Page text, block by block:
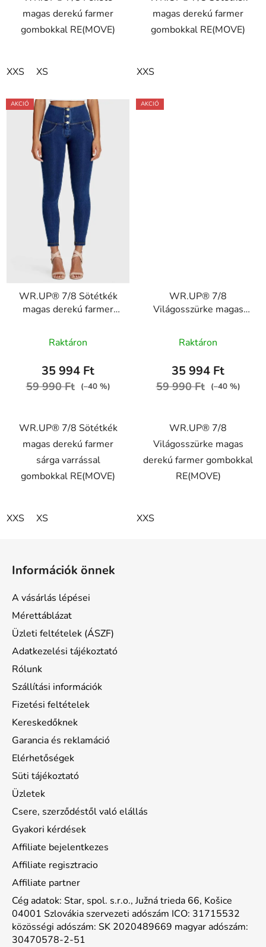
magas derekú farmer
gombokkal RE(MOVE)
XXS XS
csillag.
magas derekú farmer
gombokkal RE(MOVE)
XXS
AKCIÓ
WR.UP® 7/8 Sötétkék
magas derekú farmer
gombokkal RE(MOVE)
WRUP4BHC002ORG,
Raktáron
35 994 Ft
59 990 Ft (–40 %)
WR.UP® 7/8 Sötétkék
magas derekú farmer
sárga varrással
gombokkal RE(MOVE)
XXS XS
AKCIÓ
WR.UP® 7/8
Világosszürke magas
gombokkal RE(MOVE)
WRUP4BHC002ORG,
Raktáron
35 994 Ft
59 990 Ft (–40 %)
WR.UP® 7/8
Világosszürke magas
derekú farmer gombokkal
RE(MOVE)
XXS
Információk önnek
A vásárlás lépései
Mérettáblázat
Üzleti feltételek (ÁSZF)
Adatkezelési tájékoztató
Rólunk
Szállítási információk
Fizetési feltételek
Kereskedőknek
Garancia és reklamáció
Elérhetőségek
Süti tájékoztató
Üzletek
Csere, szerződéstől való elállás
Gyakori kérdések
Affiliate bejelentkezes
Affiliate regisztracio
Affiliate partner
Cég adatok: Star, spol. s.r.o., Južná trieda 66, Košice
04001 Szlovákia szervezeti adószám ICO: 31715532
közösségi adószám: SK 2020489669 magyar adószám:
30470578-2-51